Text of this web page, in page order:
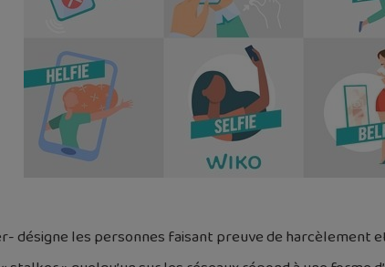
désigne les personnes faisant preuve de harcèlement